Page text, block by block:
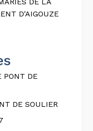
D'AIGOUZE
PONT DE
DE SOULIER